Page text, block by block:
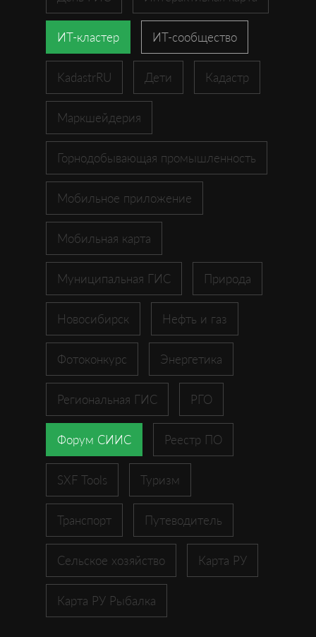
ИТ-кластер ИТ-сообщество
KadastrRU Дети Кадастр
Маркшейдерия
Горнодобывающая промышленность
Мобильное приложение
Мобильная карта
Муниципальная ГИС Природа
Новосибирск Нефть и газ
Фотоконкурс Энергетика
Региональная ГИС РГО
Форум СИИС Реестр ПО
SXF Tools Туризм
Транспорт Путеводитель
Сельское хозяйство Карта РУ
Карта РУ Рыбалка